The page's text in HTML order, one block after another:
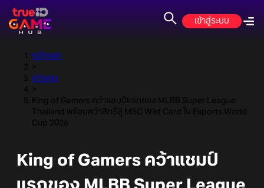
เข้าสู่ระบบ
หน้าแรก
>
ข่าวเกม
>
King of Gamers คว้าแชมป์แรกของ MLBB Super League
Thailand พร้อมคว้าสิทธิ์สู่ MSC Wild Card ใน Esports World
Cup 2026
King of Gamers คว้าแชมป์